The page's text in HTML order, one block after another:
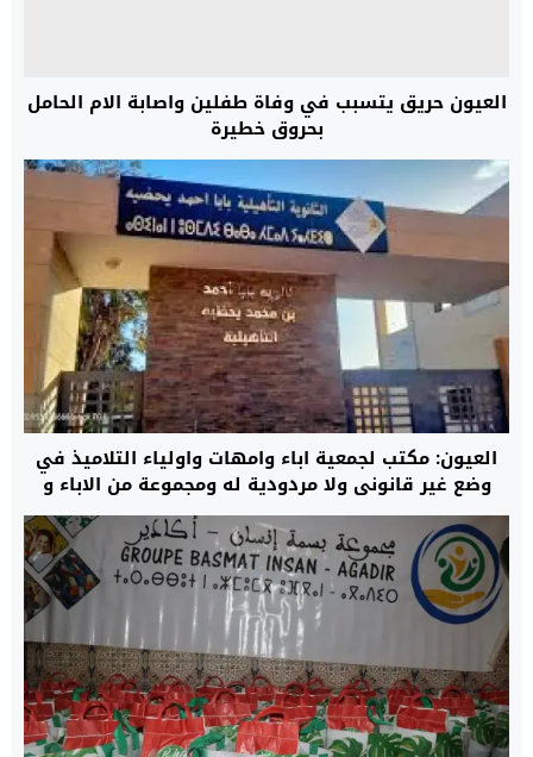
العيون حريق يتسبب في وفاة طفلين واصابة الام الحامل
بحروق خطيرة
العيون: مكتب لجمعية اباء وامهات واولياء التلاميذ في
وضع غير قانوني ولا مردودية له ومجموعة من الاباء و
الامهات يطالبون بتطبيق القانون واجراء جمع عام لانهاء
المهزلة في اقرب وقت